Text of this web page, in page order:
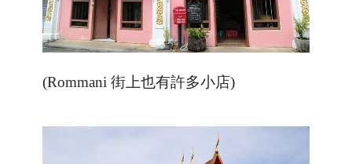
(Rommani 街上也有許多小店)